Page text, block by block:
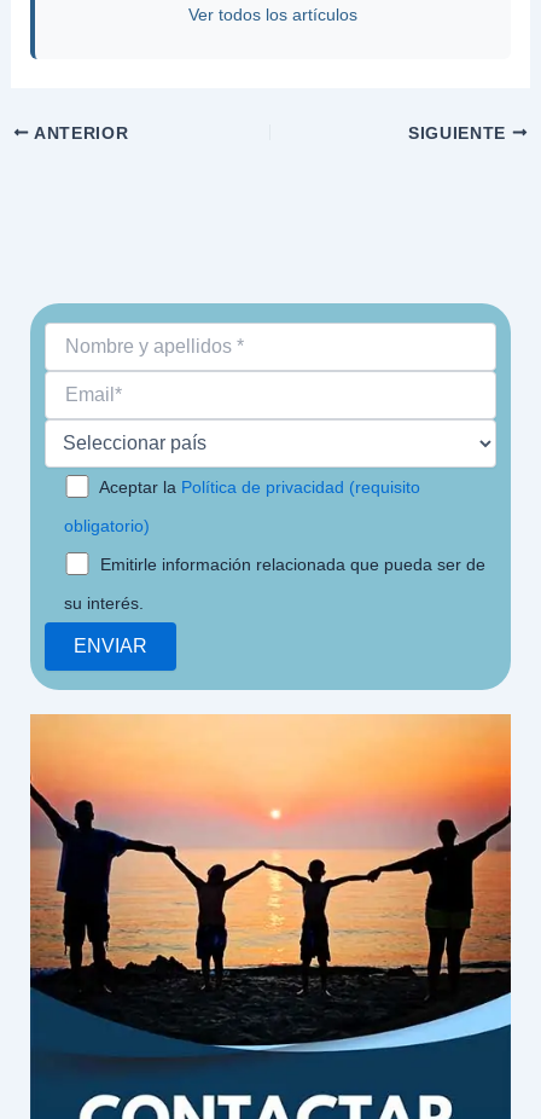
Ver todos los artículos
ANTERIOR SIGUIENTE
Aceptar la Política de privacidad (requisito
obligatorio)
Emitirle información relacionada que pueda ser de
su interés.